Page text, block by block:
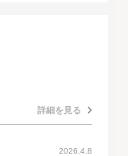
詳細を見る
2026.4.8